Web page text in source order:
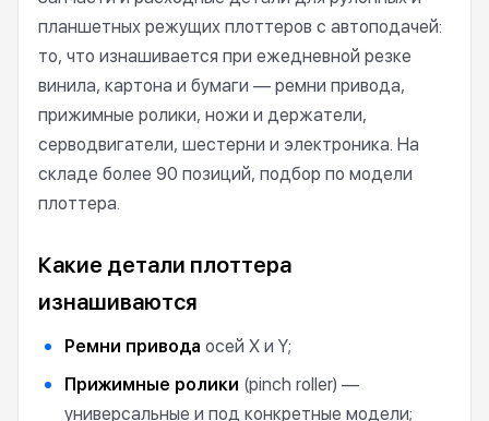
планшетных режущих плоттеров с автоподачей:
то, что изнашивается при ежедневной резке
винила, картона и бумаги — ремни привода,
прижимные ролики, ножи и держатели,
серводвигатели, шестерни и электроника. На
складе более 90 позиций, подбор по модели
плоттера.
Какие детали плоттера
изнашиваются
Ремни привода осей X и Y;
Прижимные ролики (pinch roller) —
универсальные и под конкретные модели;